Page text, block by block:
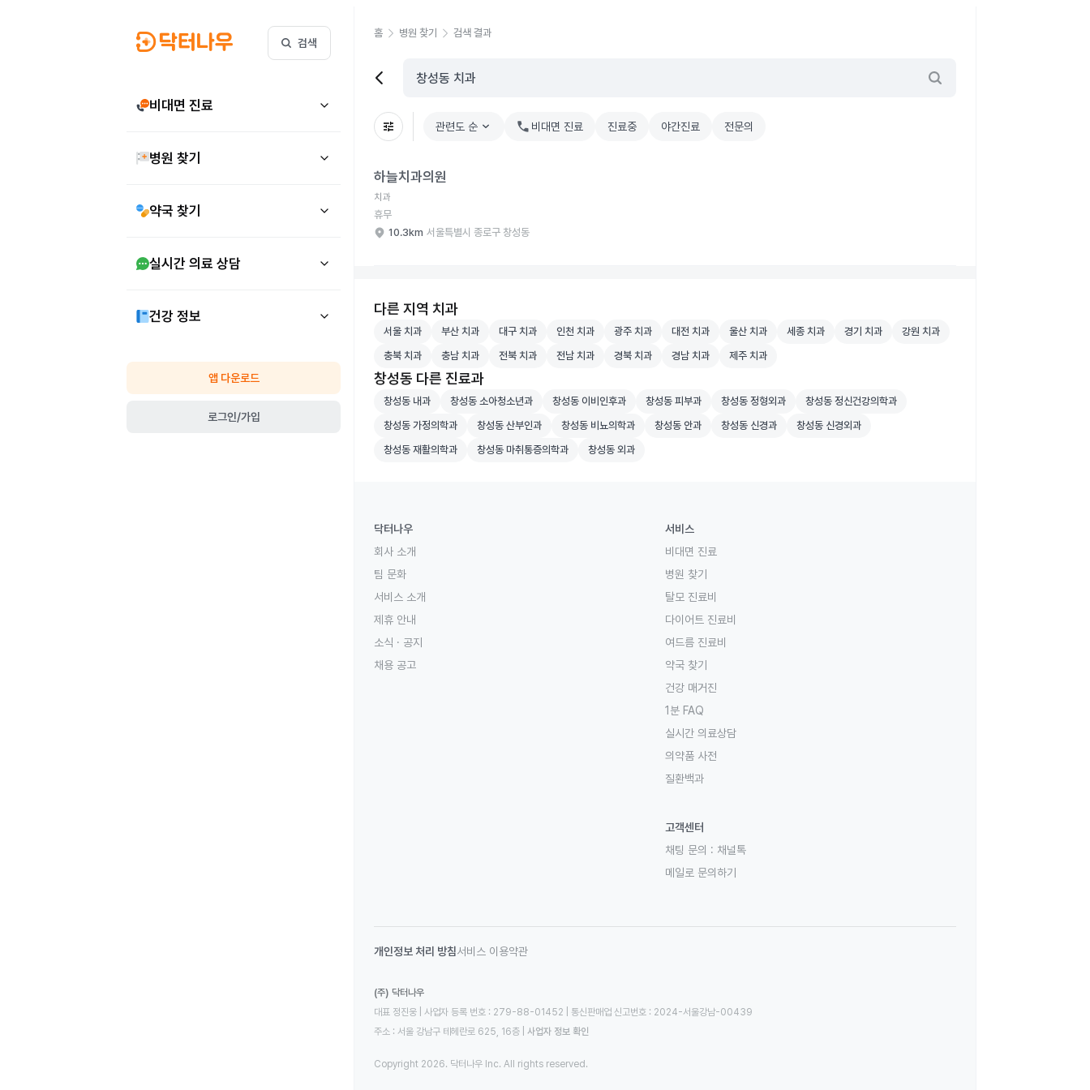
검색
비대면 진료
병원 찾기
약국 찾기
실시간 의료 상담
건강 정보
앱 다운로드
로그인/가입
홈 병원 찾기 검색 결과
관련도 순 chevron_right 비대면 진료 진료중 야간진료 전문의
하늘치과의원
치과
휴무
10.3km 서울특별시 종로구 창성동
다른 지역 치과
서울 치과 병원 검색
서울 치과 부산 치과 병원 검색
부산 치과 대구 치과 병원 검색
대구 치과 인천 치과 병원 검색
인천 치과 광주 치과 병원 검색
광주 치과 대전 치과 병원 검색
대전 치과 울산 치과 병원 검색
울산 치과 세종 치과 병원 검색
세종 치과 경기 치과 병원 검색
경기 치과 강원 치과 병원 검색
강원 치과
충북 치과 병원 검색
충북 치과 충남 치과 병원 검색
충남 치과 전북 치과 병원 검색
전북 치과 전남 치과 병원 검색
전남 치과 경북 치과 병원 검색
경북 치과 경남 치과 병원 검색
경남 치과 제주 치과 병원 검색
제주 치과
창성동 다른 진료과
창성동 내과 병원 검색
창성동 내과 창성동 소아청소년과 병원 검색
창성동 소아청소년과 창성동 이비인후과 병원 검색
창성동 이비인후과 창성동 피부과 병원 검색
창성동 피부과 창성동 정형외과 병원 검색
창성동 정형외과 창성동 정신건강의학과 병원 검색
창성동 정신건강의학과
창성동 가정의학과 병원 검색
창성동 가정의학과 창성동 산부인과 병원 검색
창성동 산부인과 창성동 비뇨의학과 병원 검색
창성동 비뇨의학과 창성동 안과 병원 검색
창성동 안과 창성동 신경과 병원 검색
창성동 신경과 창성동 신경외과 병원 검색
창성동 신경외과
창성동 재활의학과 병원 검색
창성동 재활의학과 창성동 마취통증의학과 병원 검색
창성동 마취통증의학과 창성동 외과 병원 검색
창성동 외과
닥터나우
회사 소개
팀 문화
서비스 소개
제휴 안내
소식 · 공지
채용 공고
서비스
비대면 진료
병원 찾기
탈모 진료비
다이어트 진료비
여드름 진료비
약국 찾기
건강 매거진
1분 FAQ
실시간 의료상담
의약품 사전
질환백과
고객센터
채팅 문의 : 채널톡
메일로 문의하기
개인정보 처리 방침서비스 이용약관
(주) 닥터나우
대표 정진웅 | 사업자 등록 번호 : 279-88-01452 | 통신판매업 신고번호 : 2024-서울강남-00439
주소 : 서울 강남구 테헤란로 625, 16층
사업자 정보 확인
Copyright 2026. 닥터나우 Inc. All rights reserved.